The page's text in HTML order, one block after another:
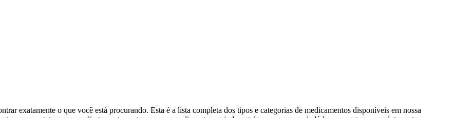
exatamente o que você está procurando. Esta é a lista completa dos tipos e categorias de medicamentos disponíveis em nossa